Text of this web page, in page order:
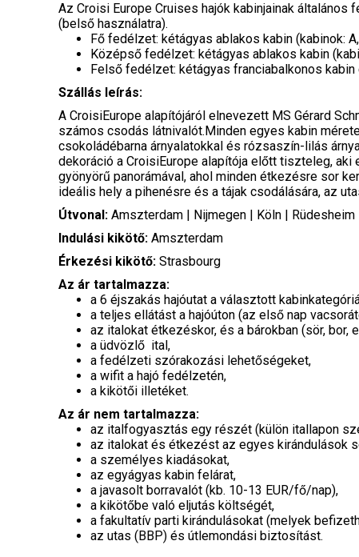
Az Croisi Europe Cruises hajók kabinjainak
(belső használatra).
Fő fedélzet: kétágyas ablakos kabin (kabinok:
Középső fedélzet: kétágyas ablakos kabin
Felső fedélzet: kétágyas franciabalkonos kabin
Szállás leírás:
A CroisiEurope alapítójáról elnevezett MS Gérard
számos csodás látnivalót.Minden egyes kabin
csokoládébarna árnyalatokkal és rózsaszín-lilás
dekoráció a CroisiEurope alapítója előtt tiszteleg,
gyönyörű panorámával, ahol minden étkezésre sor
ideális hely a pihenésre és a tájak csodálására, az
Útvonal: Amszterdam | Nijmegen | Köln |
Indulási kikötő: Amszterdam
Érkezési kikötő: Strasbourg
Az ár tartalmazza:
a 6 éjszakás hajóutat a választott
a teljes ellátást a hajóúton (az első nap
az italokat étkezéskor, és a bárokban (sör, bor,
a üdvözlő ital,
a fedélzeti szórakozási lehetőségeket,
a wifit a hajó fedélzetén,
a kikötői illetéket.
Az ár nem tartalmazza:
az italfogyasztás egy részét (külön itallapon
az italokat és étkezést az egyes kirándulások
a személyes kiadásokat,
az egyágyas kabin felárat,
a javasolt borravalót (kb. 10-13 EUR/fő/nap),
a kikötőbe való eljutás költségét,
a fakultatív parti kirándulásokat (melyek
az utas (BBP) és útlemondási biztosítást.